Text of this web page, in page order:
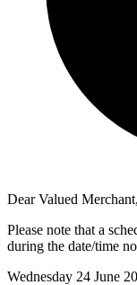
Dear Valued Merchant,
Please note that a
during the date/time
Wednesday 24 June